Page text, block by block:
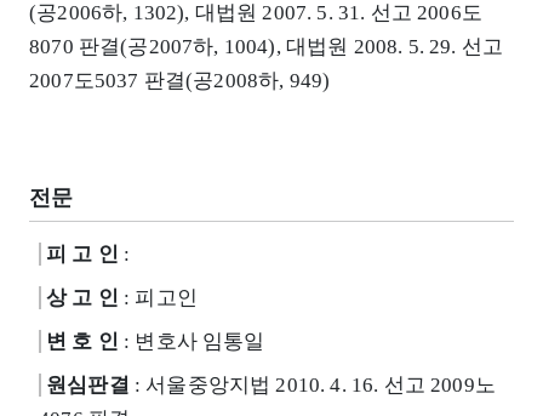
(공2006하, 1302), 대법원 2007. 5. 31. 선고 2006도
8070 판결(공2007하, 1004), 대법원 2008. 5. 29. 선고
2007도5037 판결(공2008하, 949)
전문
피 고 인 :
상 고 인 : 피고인
변 호 인 : 변호사 임통일
원심판결 : 서울중앙지법 2010. 4. 16. 선고 2009노